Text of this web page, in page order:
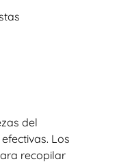
del
Los
recopilar